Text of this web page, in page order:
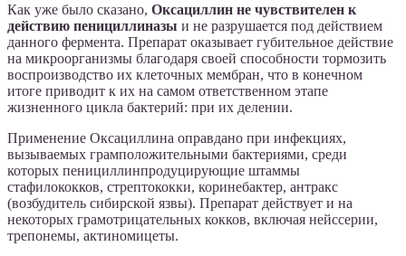
Как уже было сказано, Оксациллин не чувствителен к
действию пенициллиназы и не разрушается под действием
данного фермента. Препарат оказывает губительное действие
на микроорганизмы благодаря своей способности тормозить
воспроизводство их клеточных мембран, что в конечном
итоге приводит к их на самом ответственном этапе
жизненного цикла бактерий: при их делении.
Применение Оксациллина оправдано при инфекциях,
вызываемых грамположительными бактериями, среди
которых пенициллинпродуцирующие штаммы
стафилококков, стрептококки, коринебактер, антракс
(возбудитель сибирской язвы). Препарат действует и на
некоторых грамотрицательных кокков, включая нейссерии,
трепонемы, актиномицеты.